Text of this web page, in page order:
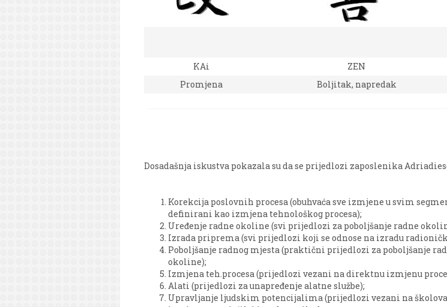
KAi ZEN
Promjena
Boljitak, napredak
Dosadašnja iskustva pokazala su da se prijedlozi zaposlenika
Korekcija poslovnih procesa (obuhvaća sve izmjene u svim
definirani kao izmjena tehnološkog procesa);
Uređenje radne okoline (svi prijedlozi za poboljšanje radne
Izrada priprema (svi prijedlozi koji se odnose na izradu
Poboljšanje radnog mjesta (praktični prijedlozi za poboljšanje
okoline);
Izmjena teh.procesa (prijedlozi vezani na direktnu izmjenu
Alati (prijedlozi za unapređenje alatne službe);
Upravljanje ljudskim potencijalima (prijedlozi vezani na